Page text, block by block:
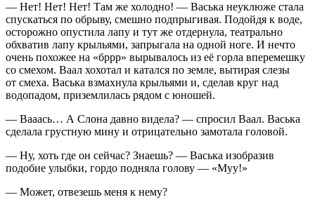
— Нет! Нет! Нет! Там же холодно! — Васька неуклюже стала
спускаться по обрыву, смешно подпрыгивая. Подойдя к воде,
осторожно опустила лапу и тут же отдернула, театрально
обхватив лапу крыльями, запрыгала на одной ноге. И нечто
очень похожее на «бррр» вырывалось из её горла вперемешку
со смехом. Ваал хохотал и катался по земле, вытирая слезы
от смеха. Васька взмахнула крыльями и, сделав круг над
водопадом, приземлилась рядом с юношей.
— Вааась… А Слона давно видела? — спросил Ваал. Васька
сделала грустную мину и отрицательно замотала головой.
— Ну, хоть где он сейчас? Знаешь? — Васька изобразив
подобие улыбки, гордо подняла голову — «Муу!»
— Может, отвезешь меня к нему?